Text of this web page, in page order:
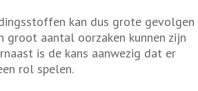
kan dus grote gevolgen
groot aantal oorzaken kunnen zijn
is de kans aanwezig dat er
rol spelen.